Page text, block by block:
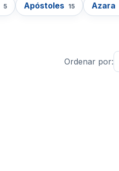
5 Apóstoles 15 Azara
Ordenar por: